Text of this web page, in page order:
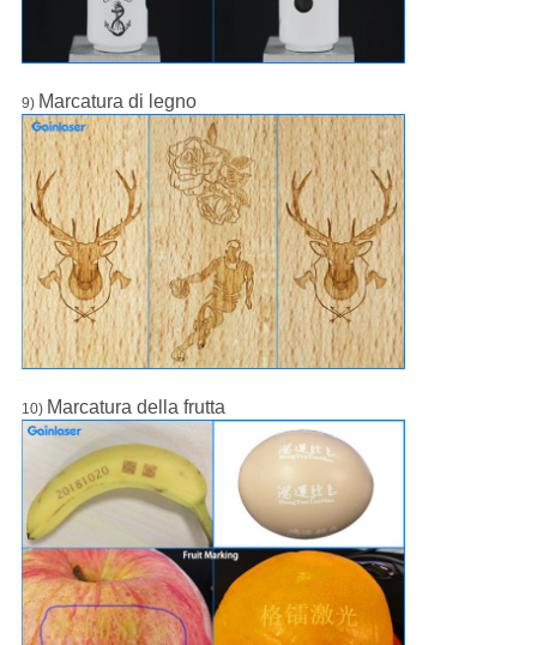
9) Marcatura di legno
10) Marcatura della frutta